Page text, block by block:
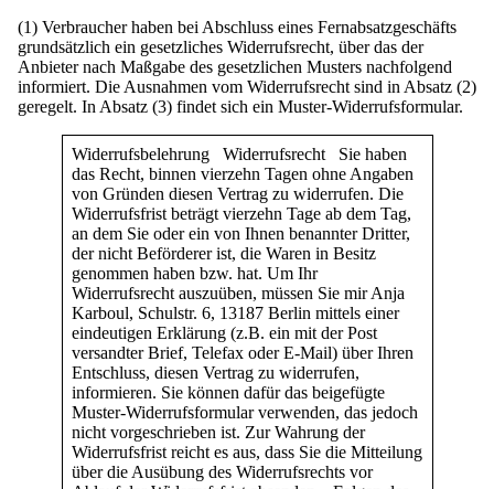
(1) Verbraucher haben bei Abschluss eines Fernabsatzgeschäfts
grundsätzlich ein gesetzliches Widerrufsrecht, über das der
Anbieter nach Maßgabe des gesetzlichen Musters nachfolgend
informiert. Die Ausnahmen vom Widerrufsrecht sind in Absatz (2)
geregelt. In Absatz (3) findet sich ein Muster-Widerrufsformular.
Widerrufsbelehrung Widerrufsrecht Sie haben
das Recht, binnen vierzehn Tagen ohne Angaben
von Gründen diesen Vertrag zu widerrufen. Die
Widerrufsfrist beträgt vierzehn Tage ab dem Tag,
an dem Sie oder ein von Ihnen benannter Dritter,
der nicht Beförderer ist, die Waren in Besitz
genommen haben bzw. hat. Um Ihr
Widerrufsrecht auszuüben, müssen Sie mir Anja
Karboul, Schulstr. 6, 13187 Berlin mittels einer
eindeutigen Erklärung (z.B. ein mit der Post
versandter Brief, Telefax oder E-Mail) über Ihren
Entschluss, diesen Vertrag zu widerrufen,
informieren. Sie können dafür das beigefügte
Muster-Widerrufsformular verwenden, das jedoch
nicht vorgeschrieben ist. Zur Wahrung der
Widerrufsfrist reicht es aus, dass Sie die Mitteilung
über die Ausübung des Widerrufsrechts vor